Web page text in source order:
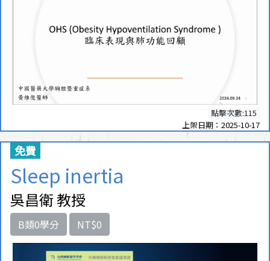
點擊次數:115
上架日期：2025-10-17
免費
Sleep inertia
吳昌衛 教授
B類0學分 NT$0